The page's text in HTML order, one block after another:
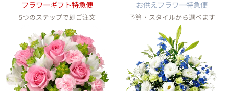
フラワーギフト特急便
5つのステップで即ご注文
お供えフラワー特急便
予算・スタイルから選べます